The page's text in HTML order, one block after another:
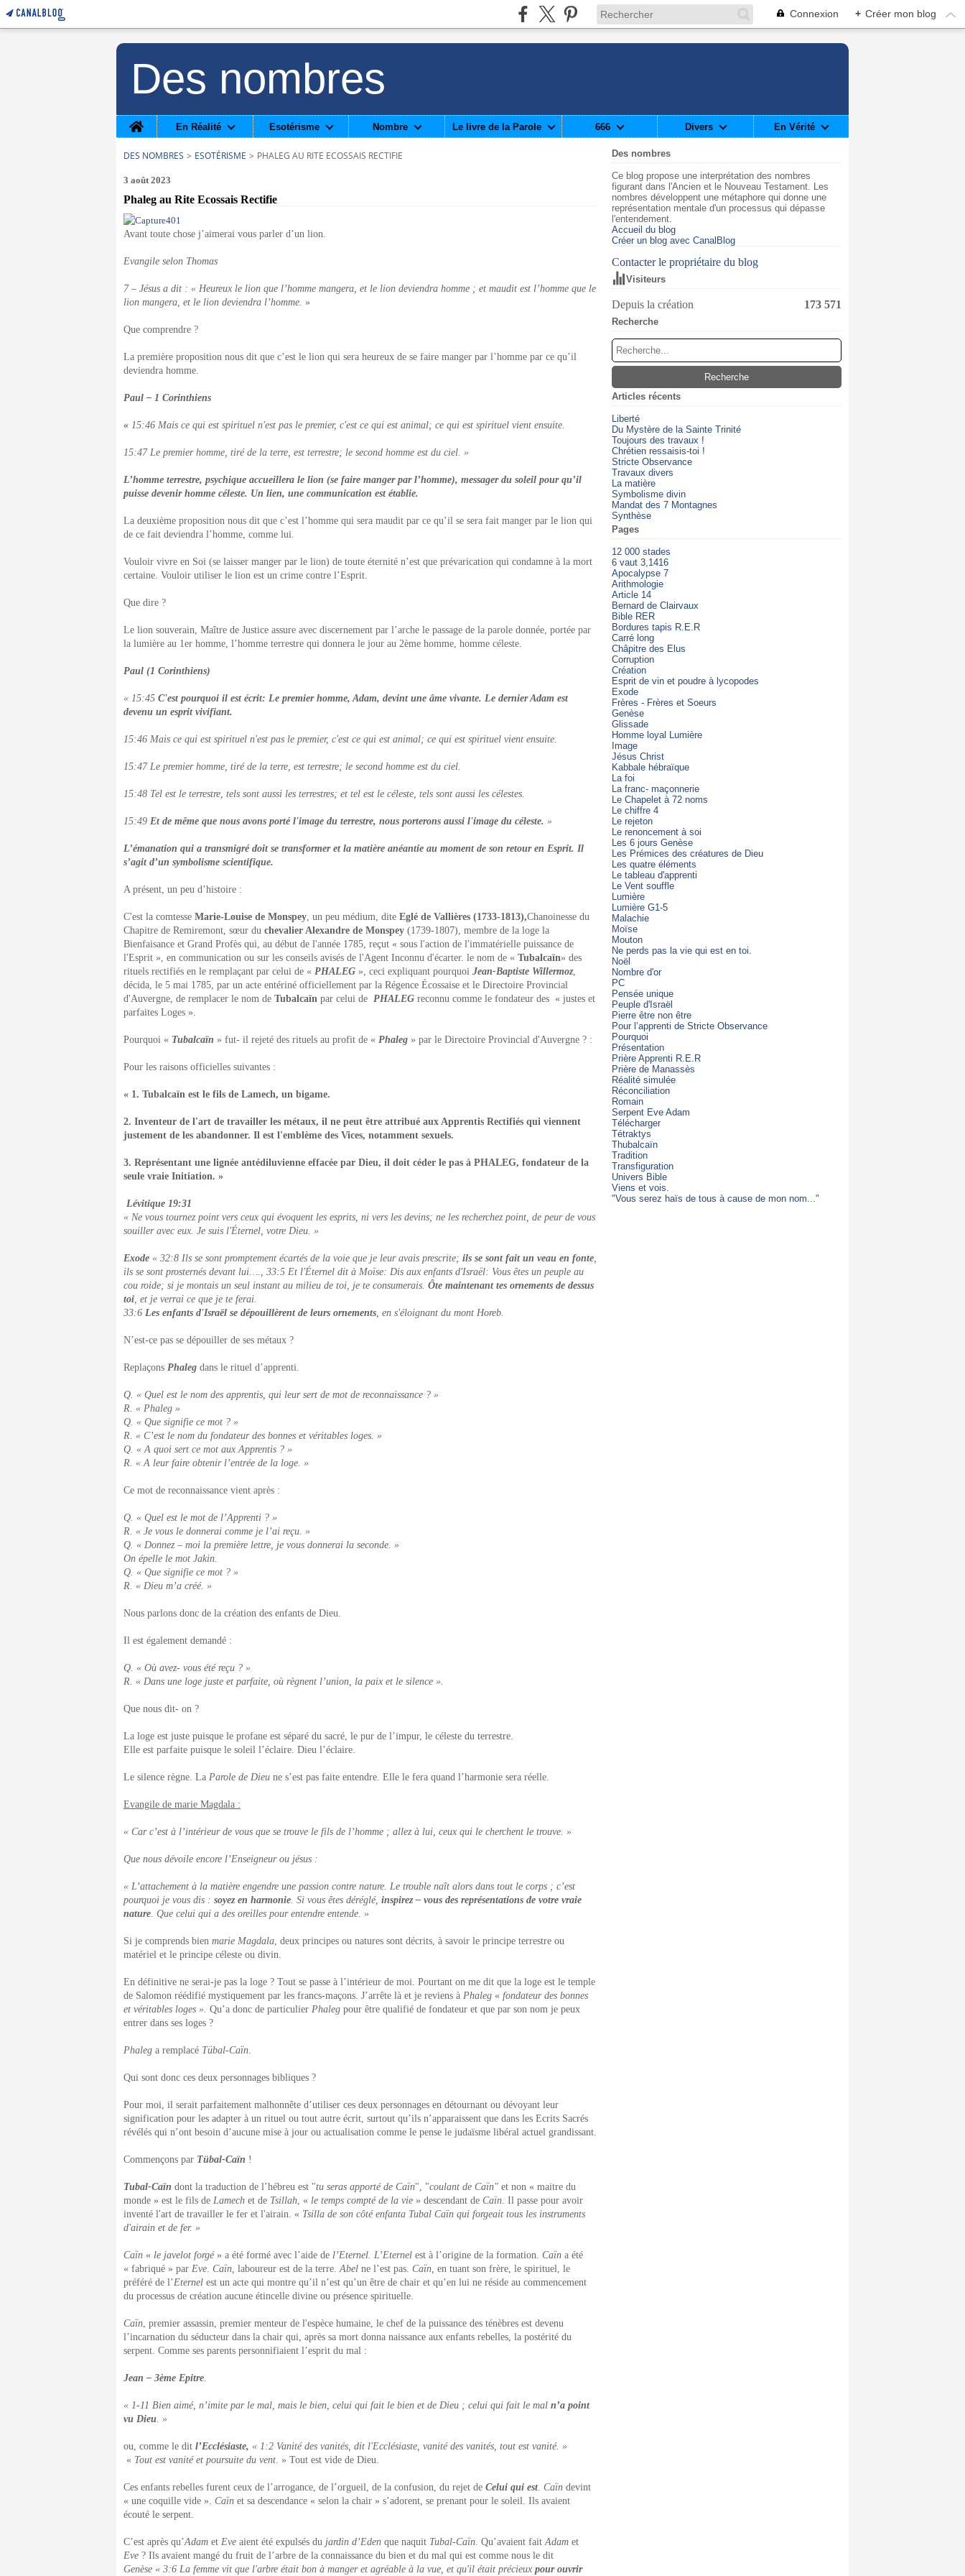
Connexion + Créer mon blog
Des nombres
Home
En Réalité Esotérisme Nombre Le livre de la Parole 666 Divers En Vérité
DES NOMBRES > ESOTÉRISME > PHALEG AU RITE ECOSSAIS RECTIFIE
3 août 2023
Phaleg au Rite Ecossais Rectifie
Avant toute chose j’aimerai vous parler d’un lion.
Evangile selon Thomas
7 – Jésus a dit : « Heureux le lion que l’homme mangera, et le lion deviendra homme ; et maudit est l’homme que le
lion mangera, et le lion deviendra l’homme. »
Que comprendre ?
La première proposition nous dit que c’est le lion qui sera heureux de se faire manger par l’homme par ce qu’il
deviendra homme.
Paul – 1 Corinthiens
« 15:46 Mais ce qui est spirituel n'est pas le premier, c'est ce qui est animal; ce qui est spirituel vient ensuite.
15:47 Le premier homme, tiré de la terre, est terrestre; le second homme est du ciel. »
L’homme terrestre, psychique accueillera le lion (se faire manger par l’homme), messager du soleil pour qu’il
puisse devenir homme céleste. Un lien, une communication est établie.
La deuxième proposition nous dit que c’est l’homme qui sera maudit par ce qu’il se sera fait manger par le lion qui
de ce fait deviendra l’homme, comme lui.
Vouloir vivre en Soi (se laisser manger par le lion) de toute éternité n’est que prévarication qui condamne à la mort
certaine. Vouloir utiliser le lion est un crime contre l’Esprit.
Que dire ?
Le lion souverain, Maître de Justice assure avec discernement par l’arche le passage de la parole donnée, portée par
la lumière au 1er homme, l’homme terrestre qui donnera le jour au 2ème homme, homme céleste.
Paul (1 Corinthiens)
« 15:45 C'est pourquoi il est écrit: Le premier homme, Adam, devint une âme vivante. Le dernier Adam est
devenu un esprit vivifiant.
15:46 Mais ce qui est spirituel n'est pas le premier, c'est ce qui est animal; ce qui est spirituel vient ensuite.
15:47 Le premier homme, tiré de la terre, est terrestre; le second homme est du ciel.
15:48 Tel est le terrestre, tels sont aussi les terrestres; et tel est le céleste, tels sont aussi les célestes.
15:49 Et de même que nous avons porté l'image du terrestre, nous porterons aussi l'image du céleste. »
L’émanation qui a transmigré doit se transformer et la matière anéantie au moment de son retour en Esprit. Il
s’agit d’un symbolisme scientifique.
A présent, un peu d’histoire :
C'est la comtesse Marie-Louise de Monspey, un peu médium, dite Eglé de Vallières (1733-1813),Chanoinesse du
Chapitre de Remiremont, sœur du chevalier Alexandre de Monspey (1739-1807), membre de la loge la
Bienfaisance et Grand Profès qui, au début de l'année 1785, reçut « sous l'action de l'immatérielle puissance de
l'Esprit », en communication ou sur les conseils avisés de l'Agent Inconnu d'écarter. le nom de « Tubalcaïn» des
rituels rectifiés en le remplaçant par celui de « PHALEG », ceci expliquant pourquoi Jean-Baptiste Willermoz,
décida, le 5 mai 1785, par un acte entériné officiellement par la Régence Écossaise et le Directoire Provincial
d'Auvergne, de remplacer le nom de Tubalcaïn par celui de PHALEG reconnu comme le fondateur des « justes et
parfaites Loges ».
Pourquoi « Tubalcaïn » fut- il rejeté des rituels au profit de « Phaleg » par le Directoire Provincial d'Auvergne ? :
Pour les raisons officielles suivantes :
« 1. Tubalcaïn est le fils de Lamech, un bigame.
2. Inventeur de l'art de travailler les métaux, il ne peut être attribué aux Apprentis Rectifiés qui viennent
justement de les abandonner. Il est l'emblème des Vices, notamment sexuels.
3. Représentant une lignée antédiluvienne effacée par Dieu, il doit céder le pas à PHALEG, fondateur de la
seule vraie Initiation. »
Lévitique 19:31
« Ne vous tournez point vers ceux qui évoquent les esprits, ni vers les devins; ne les recherchez point, de peur de vous
souiller avec eux. Je suis l'Éternel, votre Dieu. »
Exode « 32:8 Ils se sont promptement écartés de la voie que je leur avais prescrite; ils se sont fait un veau en fonte,
ils se sont prosternés devant lui…., 33:5 Et l'Éternel dit à Moïse: Dis aux enfants d'Israël: Vous êtes un peuple au
cou roide; si je montais un seul instant au milieu de toi, je te consumerais. Ôte maintenant tes ornements de dessus
toi, et je verrai ce que je te ferai.
33:6 Les enfants d'Israël se dépouillèrent de leurs ornements, en s'éloignant du mont Horeb.
N’est-ce pas se dépouiller de ses métaux ?
Replaçons Phaleg dans le rituel d’apprenti.
Q. « Quel est le nom des apprentis, qui leur sert de mot de reconnaissance ? »
R. « Phaleg »
Q. « Que signifie ce mot ? »
R. « C’est le nom du fondateur des bonnes et véritables loges. »
Q. « A quoi sert ce mot aux Apprentis ? »
R. « A leur faire obtenir l’entrée de la loge. »
Ce mot de reconnaissance vient après :
Q. « Quel est le mot de l’Apprenti ? »
R. « Je vous le donnerai comme je l’ai reçu. »
Q. « Donnez – moi la première lettre, je vous donnerai la seconde. »
On épelle le mot Jakin.
Q. « Que signifie ce mot ? »
R. « Dieu m’a créé. »
Nous parlons donc de la création des enfants de Dieu.
Il est également demandé :
Q. « Où avez- vous été reçu ? »
R. « Dans une loge juste et parfaite, où règnent l’union, la paix et le silence ».
Que nous dit- on ?
La loge est juste puisque le profane est séparé du sacré, le pur de l’impur, le céleste du terrestre.
Elle est parfaite puisque le soleil l’éclaire. Dieu l’éclaire.
Le silence règne. La Parole de Dieu ne s’est pas faite entendre. Elle le fera quand l’harmonie sera réelle.
Evangile de marie Magdala :
« Car c’est à l’intérieur de vous que se trouve le fils de l’homme ; allez à lui, ceux qui le cherchent le trouve. »
Que nous dévoile encore l’Enseigneur ou jésus :
« L’attachement à la matière engendre une passion contre nature. Le trouble naît alors dans tout le corps ; c’est
pourquoi je vous dis : soyez en harmonie. Si vous êtes déréglé, inspirez – vous des représentations de votre vraie
nature. Que celui qui a des oreilles pour entendre entende. »
Si je comprends bien marie Magdala, deux principes ou natures sont décrits, à savoir le principe terrestre ou
matériel et le principe céleste ou divin.
En définitive ne serai-je pas la loge ? Tout se passe à l’intérieur de moi. Pourtant on me dit que la loge est le temple
de Salomon réédifié mystiquement par les francs-maçons. J’arrête là et je reviens à Phaleg « fondateur des bonnes
et véritables loges ». Qu’a donc de particulier Phaleg pour être qualifié de fondateur et que par son nom je peux
entrer dans ses loges ?
Phaleg a remplacé Tübal-Caïn.
Qui sont donc ces deux personnages bibliques ?
Pour moi, il serait parfaitement malhonnête d’utiliser ces deux personnages en détournant ou dévoyant leur
signification pour les adapter à un rituel ou tout autre écrit, surtout qu’ils n’apparaissent que dans les Ecrits Sacrés
révélés qui n’ont besoin d’aucune mise à jour ou actualisation comme le pense le judaïsme libéral actuel grandissant.
Commençons par Tübal-Caïn !
Tubal-Caïn dont la traduction de l’hébreu est "tu seras apporté de Caïn", "coulant de Caïn" et non « maitre du
monde » est le fils de Lamech et de Tsillah, « le temps compté de la vie » descendant de Caïn. Il passe pour avoir
inventé l'art de travailler le fer et l'airain. « Tsilla de son côté enfanta Tubal Caïn qui forgeait tous les instruments
d'airain et de fer. »
Caïn « le javelot forgé» a été formé avec l’aide de l’Eternel. L’Eternel est à l’origine de la formation. Caïn a été
« fabriqué » par Eve. Caïn, laboureur est de la terre.Abel ne l’est pas. Caïn, en tuant son frère, le spirituel, le
préféré de l’Eternel est un acte qui montre qu’il n’est qu’un être de chair et qu’en lui ne réside au commencement
du processus de création aucune étincelle divine ou présence spirituelle.
Caïn, premier assassin, premier menteur de l'espèce humaine, le chef de la puissance des ténèbres est devenu
l’incarnation du séducteur dans la chair qui, après sa mort donna naissance aux enfants rebelles, la postérité du
serpent. Comme ses parents personnifiaient l’esprit du mal :
Jean – 3ème Epitre.
« 1-11 Bien aimé, n’imite par le mal, mais le bien, celui qui fait le bien et de Dieu ; celui qui fait le mal n’a point
vu Dieu. »
ou, comme le dit l’Ecclésiaste, « 1:2 Vanité des vanités, dit l'Ecclésiaste, vanité des vanités, tout est vanité. »
« Tout est vanité et poursuite du vent. » Tout est vide de Dieu.
Ces enfants rebelles furent ceux de l’arrogance, de l’orgueil, de la confusion, du rejet de Celui qui est. Caïn devint
« une coquille vide ». Caïn et sa descendance « selon la chair » s’adorent, se prenant pour le soleil. Ils avaient
écouté le serpent.
C’est après qu’Adam et Eve aient été expulsés du jardin d’Eden que naquit Tubal-Caïn. Qu’avaient faitAdam et
Eve ? Ils avaient mangé du fruit de l’arbre de la connaissance du bien et du mal qui est comme nous le dit
Genèse « 3:6 La femme vit que l'arbre était bon à manger et agréable à la vue, et qu'il était précieux pour ouvrir
Des nombres
Ce blog propose une interprétation des nombres
figurant dans l'Ancien et le Nouveau Testament. Les
nombres développent une métaphore qui donne une
représentation mentale d'un processus qui dépasse
l'entendement.
Accueil du blog
Créer un blog avec CanalBlog
Contacter le propriétaire du blog
Visiteurs
Depuis la création 173 571
Recherche
Articles récents
Liberté
Du Mystère de la Sainte Trinité
Toujours des travaux !
Chrétien ressaisis-toi !
Stricte Observance
Travaux divers
La matière
Symbolisme divin
Mandat des 7 Montagnes
Synthèse
Pages
12 000 stades
6 vaut 3,1416
Apocalypse 7
Arithmologie
Article 14
Bernard de Clairvaux
Bible RER
Bordures tapis R.E.R
Carré long
Châpitre des Elus
Corruption
Création
Esprit de vin et poudre à lycopodes
Exode
Frères - Frères et Soeurs
Genèse
Glissade
Homme loyal Lumière
Image
Jésus Christ
Kabbale hébraïque
La foi
La franc- maçonnerie
Le Chapelet à 72 noms
Le chiffre 4
Le rejeton
Le renoncement à soi
Les 6 jours Genèse
Les Prémices des créatures de Dieu
Les quatre éléments
Le tableau d'apprenti
Le Vent souffle
Lumière
Lumière G1-5
Malachie
Moïse
Mouton
Ne perds pas la vie qui est en toi.
Noël
Nombre d'or
PC
Pensée unique
Peuple d'Israël
Pierre être non être
Pour l’apprenti de Stricte Observance
Pourquoi
Présentation
Prière Apprenti R.E.R
Prière de Manassès
Réalité simulée
Réconciliation
Romain
Serpent Eve Adam
Télécharger
Tétraktys
Thubalcaïn
Tradition
Transfiguration
Univers Bible
Viens et vois.
"Vous serez haïs de tous à cause de mon nom..."